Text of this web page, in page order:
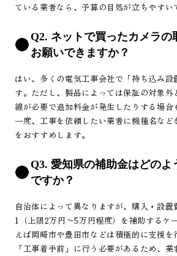
ている業者なら、予算の目処が立ちやすい
Q2. ネットで買ったカメラの
お願いできますか？
はい、多くの電気工事会社で「持ち込み設
す。ただし、製品によっては保証の対象
線が必要で追加料金が発生したりする場合
一度、工事を依頼したい業者に機種名など
をおすすめします。
Q3. 愛知県の補助金はどのよ
ですか？
自治体によって異なりますが、購入・設
1（上限2万円〜5万円程度）を補助するケ
えば岡崎市や豊田市などは積極的に支援
「工事着手前」に行う必要があるため、